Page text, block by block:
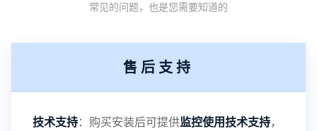
机设备响应慢问题
4：优化离线云储存服务器相册照片文件夹路径问题
常见的问题，也是您需要知道的
售后支持
技术支持：购买安装后可提供监控使用技术支持，